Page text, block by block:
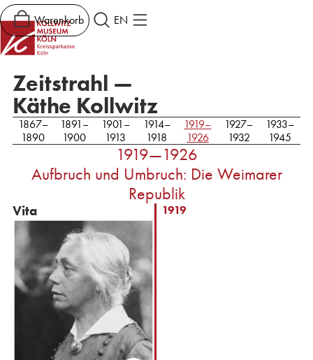
Warenkorb EN
Zeitstrahl —
Käthe Kollwitz
1867–
1890
1891–
1900
1901–
1913
1914–
1918
1919–
1926
1927–
1932
1933–
1945
1919—1926
Aufbruch und Umbruch: Die Weimarer
Republik
Vita 1919